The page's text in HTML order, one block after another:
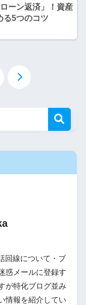
ーン返済」！資産
る5つのコツ
回線について・ブ
惑メールに登録す
が特化ブログ並み
情報を紹介してい